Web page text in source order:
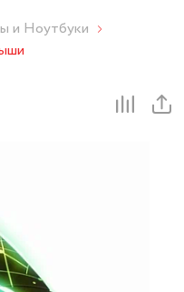
и Ноутбуки